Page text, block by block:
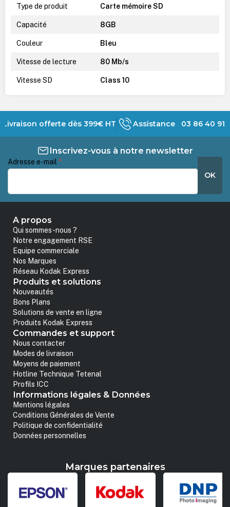
Type de produit Carte mémoire SD
Capacité 8GB
Couleur Bleu
Vitesse de lecture 80 Mb/s
Vitesse SD Class 10
Livraison offerte dès 399€ HT Assistance 03 86 40 91
Inscrivez-vous à notre newsletter
Adresse e-mail *
OK
A propos
Qui sommes-nous ?
Notre engagement RSE
Equipe commerciale
Nos Marques
Réseau Kodak Express
Produits et solutions
Nouveautés
Bons Plans
Solutions de vente en ligne
Produits Kodak Express
Commandes et support
Nous contacter
Modes de livraison
Moyens de paiement
Hotline Technique Tetenal
Profils ICC
Informations légales & Données
Mentions légales
Conditions Générales de Vente
Politique de confidentialité
Données personnelles
Marques partenaires